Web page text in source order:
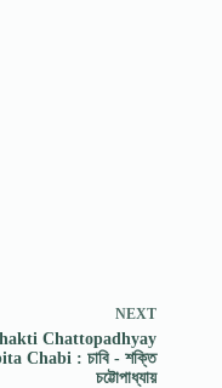
NEXT
Chattopadhyay
Chabi : চাবি - শক্তি
চট্টোপাধ্যায়